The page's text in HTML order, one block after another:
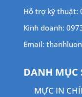
Hỗ trợ kỹ thuật:
Kinh doanh:
Email:
DANH MỤC
MỰC IN